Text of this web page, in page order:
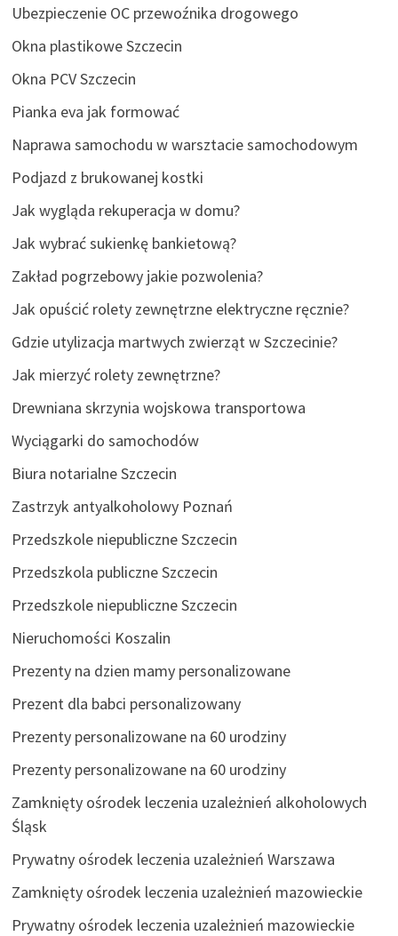
Ubezpieczenie OC przewoźnika drogowego
Okna plastikowe Szczecin
Okna PCV Szczecin
Pianka eva jak formować
Naprawa samochodu w warsztacie samochodowym
Podjazd z brukowanej kostki
Jak wygląda rekuperacja w domu?
Jak wybrać sukienkę bankietową?
Zakład pogrzebowy jakie pozwolenia?
Jak opuścić rolety zewnętrzne elektryczne ręcznie?
Gdzie utylizacja martwych zwierząt w Szczecinie?
Jak mierzyć rolety zewnętrzne?
Drewniana skrzynia wojskowa transportowa
Wyciągarki do samochodów
Biura notarialne Szczecin
Zastrzyk antyalkoholowy Poznań
Przedszkole niepubliczne Szczecin
Przedszkola publiczne Szczecin
Przedszkole niepubliczne Szczecin
Nieruchomości Koszalin
Prezenty na dzien mamy personalizowane
Prezent dla babci personalizowany
Prezenty personalizowane na 60 urodziny
Prezenty personalizowane na 60 urodziny
Zamknięty ośrodek leczenia uzależnień alkoholowych
Śląsk
Prywatny ośrodek leczenia uzależnień Warszawa
Zamknięty ośrodek leczenia uzależnień mazowieckie
Prywatny ośrodek leczenia uzależnień mazowieckie